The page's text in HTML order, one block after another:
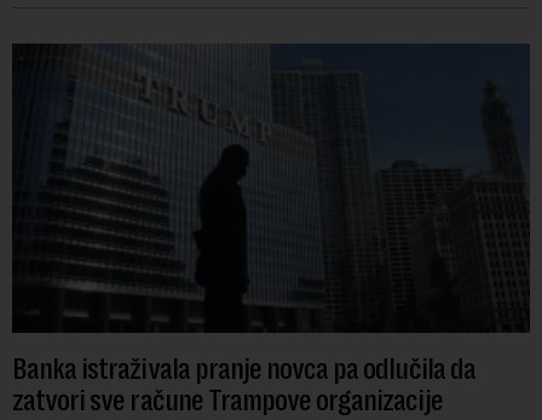
Banka istraživala pranje novca pa odlučila da
zatvori sve račune Trampove organizacije